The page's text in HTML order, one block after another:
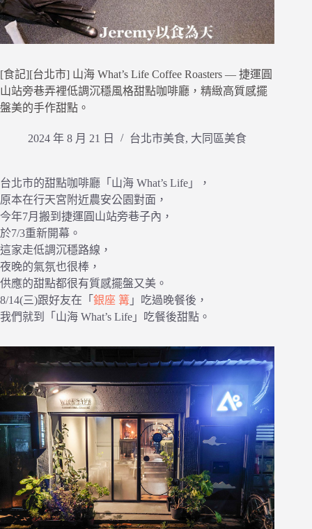
[食記][台北市] 山海 What’s Life Coffee Roasters — 捷運圓
山站旁巷弄裡低調沉穩風格甜點咖啡廳，精緻高質感擺
盤美的手作甜點。
2024 年 8 月 21 日 台北市美食, 大同區美食
台北市的甜點咖啡廳「山海 What’s Life」，
原本在行天宮附近農安公園對面，
今年7月搬到捷運圓山站旁巷子內，
於7/3重新開幕。
這家走低調沉穩路線，
夜晚的氣氛也很棒，
供應的甜點都很有質感擺盤又美。
8/14(三)跟好友在「 銀座 篝 」吃過晚餐後，
我們就到「山海 What’s Life」吃餐後甜點。